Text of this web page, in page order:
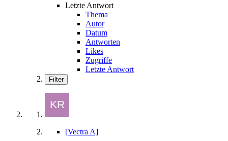
Letzte Antwort
Thema
Autor
Datum
Antworten
Likes
Zugriffe
Letzte Antwort
Filter
[Vectra A]